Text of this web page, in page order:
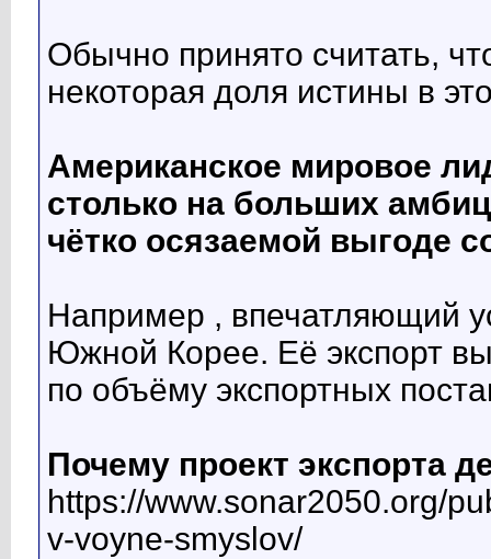
Обычно принято считать,
некоторая доля истины в
Американское мировое
столько на больших
чётко осязаемой выгоде
Например , впечатляющий
Южной Корее. Её экспорт
по объёму экспортных
Почему проект экспорта
https://www.sonar2050.org/
v-voyne-smyslov/